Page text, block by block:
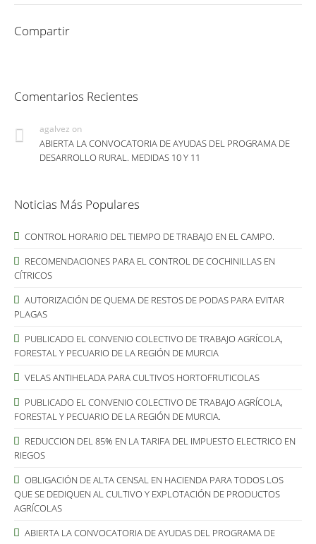
Compartir
Comentarios Recientes
agalvez on
ABIERTA LA CONVOCATORIA DE AYUDAS DEL PROGRAMA DE
DESARROLLO RURAL. MEDIDAS 10 Y 11
Noticias Más Populares
CONTROL HORARIO DEL TIEMPO DE TRABAJO EN EL CAMPO.
RECOMENDACIONES PARA EL CONTROL DE COCHINILLAS EN
CÍTRICOS
AUTORIZACIÓN DE QUEMA DE RESTOS DE PODAS PARA EVITAR
PLAGAS
PUBLICADO EL CONVENIO COLECTIVO DE TRABAJO AGRÍCOLA,
FORESTAL Y PECUARIO DE LA REGIÓN DE MURCIA
VELAS ANTIHELADA PARA CULTIVOS HORTOFRUTICOLAS
PUBLICADO EL CONVENIO COLECTIVO DE TRABAJO AGRÍCOLA,
FORESTAL Y PECUARIO DE LA REGIÓN DE MURCIA.
REDUCCION DEL 85% EN LA TARIFA DEL IMPUESTO ELECTRICO EN
RIEGOS
OBLIGACIÓN DE ALTA CENSAL EN HACIENDA PARA TODOS LOS
QUE SE DEDIQUEN AL CULTIVO Y EXPLOTACIÓN DE PRODUCTOS
AGRÍCOLAS
ABIERTA LA CONVOCATORIA DE AYUDAS DEL PROGRAMA DE